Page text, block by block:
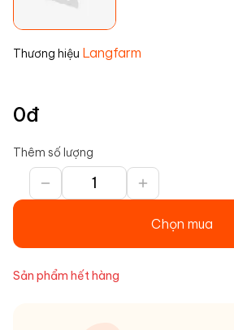
Thương hiệu Langfarm
0đ
Thêm số lượng
Chọn mua
Sản phẩm hết hàng